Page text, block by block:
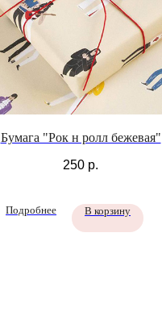
Бумага "Рок н ролл бежевая"
250 р.
Подробнее В корзину